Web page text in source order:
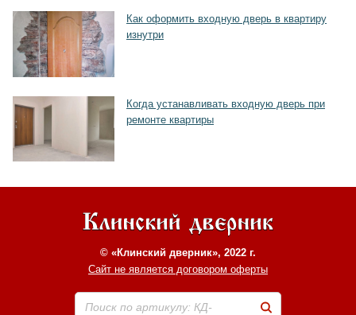
Хочу такую
Как оформить входную дверь в квартиру
изнутри
Когда устанавливать входную дверь при
ремонте квартиры
© «Клинский дверник», 2022 г.
Сайт не является договором оферты
Поиск по артикулу: КД-